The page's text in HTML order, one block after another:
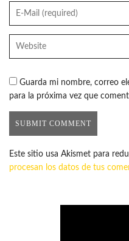
Guarda mi nombre, correo
para la próxima vez que
Este sitio usa Akismet para
procesan los datos de tus